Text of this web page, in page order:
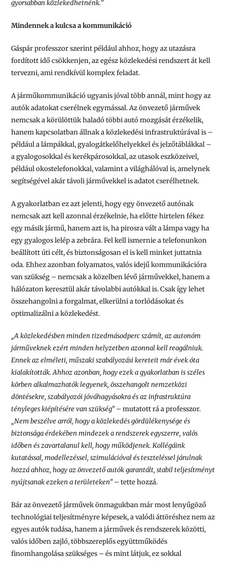
gyorsabban közlekedhetnénk.”
Mindennek a kulcsa a kommunikáció
Gáspár professzor szerint például ahhoz, hogy az utazásra
fordított idő csökkenjen, az egész közlekedési rendszert át kell
tervezni, ami rendkívül komplex feladat.
A járműkommunikáció ugyanis jóval több annál, mint hogy az
autók adatokat cserélnek egymással. Az önvezető járművek
nemcsak a körülöttük haladó többi autó mozgását érzékelik,
hanem kapcsolatban állnak a közlekedési infrastruktúrával is –
például a lámpákkal, gyalogátkelőhelyekkel és jelzőtáblákkal –
a gyalogosokkal és kerékpárosokkal, az utasok eszközeivel,
például okostelefonokkal, valamint a világhálóval is, amelynek
segítségével akár távoli járművekkel is adatot cserélhetnek.
A gyakorlatban ez azt jelenti, hogy egy önvezető autónak
nemcsak azt kell azonnal érzékelnie, ha előtte hirtelen fékez
egy másik jármű, hanem azt is, ha pirosra vált a lámpa vagy ha
egy gyalogos lelép a zebrára. Fel kell ismernie a telefonunkon
beállított úti célt, és biztonságosan el is kell minket juttatnia
oda. Ehhez azonban folyamatos, valós idejű kommunikációra
van szükség – nemcsak a közelben lévő járművekkel, hanem a
hálózaton keresztül akár távolabbi autókkal is. Csak így lehet
összehangolni a forgalmat, elkerülni a torlódásokat és
optimalizálni a közlekedést.
„A közlekedésben minden tizedmásodperc számít, az autonóm
járműveknek ezért minden helyzetben azonnal kell reagálniuk.
Ennek az elméleti, műszaki szabályozási kereteit már évek óta
kialakították. Ahhoz azonban, hogy ezek a gyakorlatban is széles
körben alkalmazhatók legyenek, összehangolt nemzetközi
döntésekre, szabályozói jóváhagyásokra és az infrastruktúra
tényleges kiépítésére van szükség” –mutatott rá a professzor.
„Nem beszélve arról, hogy a közlekedés gördülékenysége és
biztonsága érdekében mindezek a rendszerek egyszerre, valós
időben és zavartalanul kell, hogy működjenek. Kollégáink
kutatással, modellezéssel, szimulációval és teszteléssel járulnak
hozzá ahhoz, hogy az önvezető autók garantált, stabil teljesítményt
nyújtsanak ezeken a területeken”– tette hozzá.
Bár az önvezető járművek önmagukban már most lenyűgöző
technológiai teljesítményre képesek, a valódi áttöréshez nem az
egyes autók tudása, hanem a járművek és rendszerek közötti,
valós időben zajló, többszereplős együttműködés
finomhangolása szükséges – és mint látjuk, ez sokkal